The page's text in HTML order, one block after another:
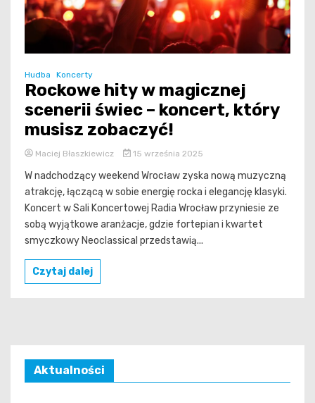
Hudba Koncerty
Rockowe hity w magicznej
scenerii świec – koncert, który
musisz zobaczyć!
Maciej Błaszkiewicz 15 września 2025
W nadchodzący weekend Wrocław zyska nową muzyczną
atrakcję, łączącą w sobie energię rocka i elegancję klasyki.
Koncert w Sali Koncertowej Radia Wrocław przyniesie ze
sobą wyjątkowe aranżacje, gdzie fortepian i kwartet
smyczkowy Neoclassical przedstawią...
Czytaj dalej
Aktualności